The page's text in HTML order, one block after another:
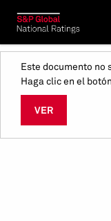
Este documento no
Haga clic en el
VER